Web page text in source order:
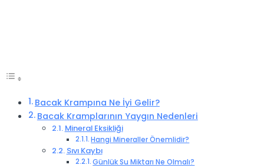
Bacak Krampına Ne İyi Gelir?
Bacak Kramplarının Yaygın Nedenleri
Mineral Eksikliği
Hangi Mineraller Önemlidir?
Sıvı Kaybı
Günlük Su Miktarı Ne Olmalı?